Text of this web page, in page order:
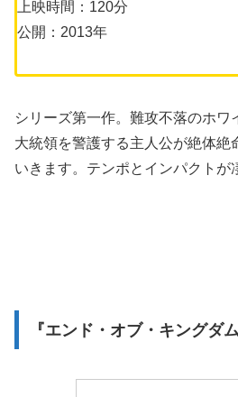
上映時間：120分
公開：2013年
シリーズ第一作。難攻不落のホワ
大統領を警護する主人公が絶体絶
いきます。テンポとインパクトが
『エンド・オブ・キングダ